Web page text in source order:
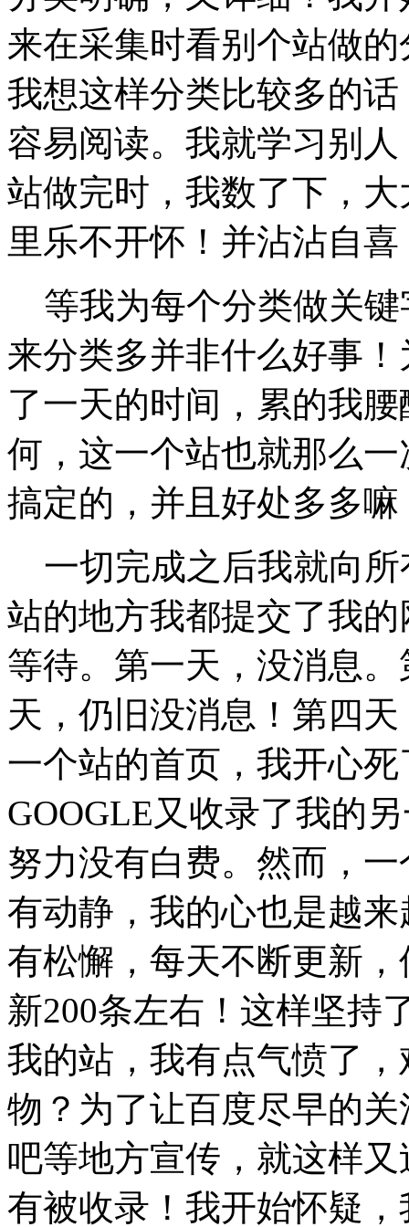
来在采集时看别个站做
我想这样分类比较多的
容易阅读。我就学习别
站做完时，我数了下，
里乐不开怀！并沾沾自
等我为每个分类做关键
来分类多并非什么好事
了一天的时间，累的我
何，这一个站也就那么
搞定的，并且好处多多嘛
一切完成之后我就向所
站的地方我都提交了我
等待。第一天，没消息
天，仍旧没消息！第四
一个站的首页，我开心
GOOGLE又收录了我的
努力没有白费。然而，
有动静，我的心也是越
有松懈，每天不断更新
新200条左右！这样坚持
我的站，我有点气愤了
物？为了让百度尽早的
吧等地方宣传，就这样
有被收录！我开始怀疑